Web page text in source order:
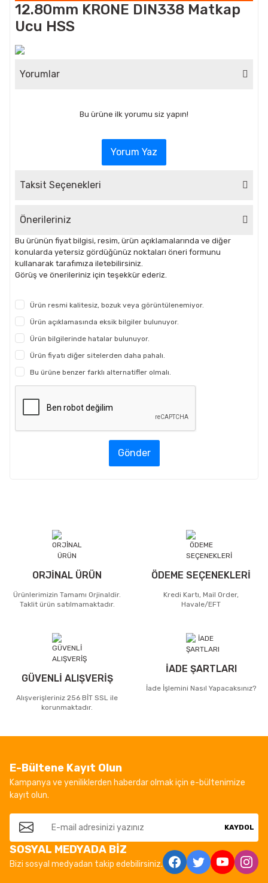
12.80mm KRONE DIN338 Matkap
Ucu HSS
Yorumlar
Bu ürüne ilk yorumu siz yapın!
Yorum Yaz
Taksit Seçenekleri
Önerileriniz
Bu ürünün fiyat bilgisi, resim, ürün açıklamalarında ve diğer
konularda yetersiz gördüğünüz noktaları öneri formunu
kullanarak tarafımıza iletebilirsiniz.
Görüş ve önerileriniz için teşekkür ederiz.
Ürün resmi kalitesiz, bozuk veya görüntülenemiyor.
Ürün açıklamasında eksik bilgiler bulunuyor.
Ürün bilgilerinde hatalar bulunuyor.
Ürün fiyatı diğer sitelerden daha pahalı.
Bu ürüne benzer farklı alternatifler olmalı.
Gönder
ORJİNAL ÜRÜN
Ürünlerimizin Tamamı Orjinaldir.
Taklit ürün satılmamaktadır.
ÖDEME SEÇENEKLERİ
Kredi Kartı, Mail Order,
Havale/EFT
GÜVENLİ ALIŞVERİŞ
Alışverişleriniz 256 BİT SSL ile
korunmaktadır.
İADE ŞARTLARI
İade İşlemini Nasıl Yapacaksınız?
E-Bültene Kayıt Olun
Kampanya ve yeniliklerden haberdar olmak için e-bültenimize
kayıt olun.
KAYDOL
SOSYAL MEDYADA BİZ
Bizi sosyal medyadan takip edebilirsiniz.